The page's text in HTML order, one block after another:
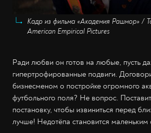
Кадр из фильма «Академия Рашмор» /
American Empirical Pictures
Ради любви он готов на любые, пусть
гипертрофированные подвиги.
бизнесменом о постройке огромного
футбольного поля? Не вопрос.
постановку, чтобы извиниться перед
лучше! Недотёпа становится маленьким